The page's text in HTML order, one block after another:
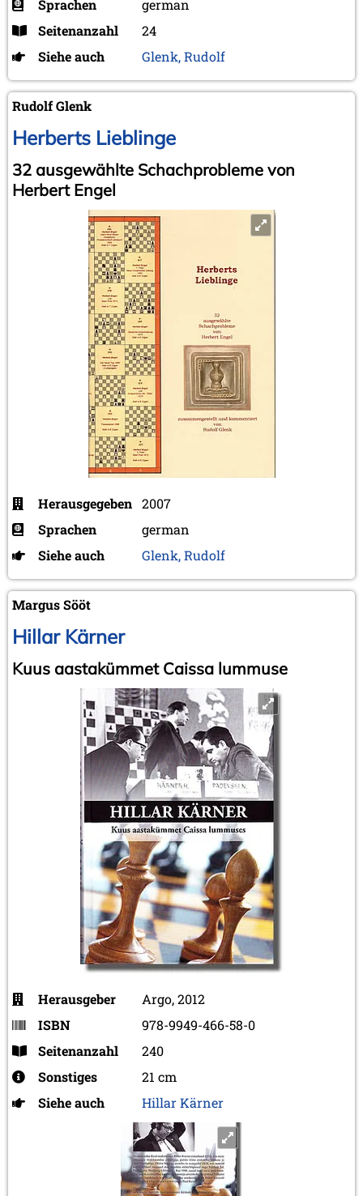
Sprachen
german
Seitenanzahl
24
Siehe auch
Glenk, Rudolf
Rudolf Glenk
Herberts Lieblinge
32 ausgewählte Schachprobleme von
Herbert Engel
Herausgegeben 2007
Sprachen
german
Siehe auch
Glenk, Rudolf
Margus Sööt
Hillar Kärner
Kuus aastakümmet Caissa lummuse
Herausgeber
Argo, 2012
ISBN
978-9949-466-58-0
Seitenanzahl
240
Sonstiges
21 cm
Siehe auch
Hillar Kärner